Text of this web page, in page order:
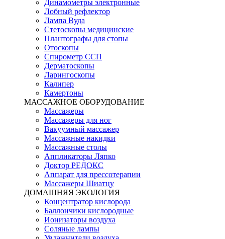
Динамометры электронные
Лобный рефлектор
Лампа Вуда
Стетоскопы медицинские
Плантографы для стопы
Отоскопы
Спирометр ССП
Дерматоскопы
Ларингоскопы
Калипер
Камертоны
МАССАЖНОЕ ОБОРУДОВАНИЕ
Массажеры
Массажеры для ног
Вакуумный массажер
Массажные накидки
Массажные столы
Аппликаторы Ляпко
Доктор РЕДОКС
Аппарат для прессотерапии
Массажеры Шиатцу
ДОМАШНЯЯ ЭКОЛОГИЯ
Концентратор кислорода
Баллончики кислородные
Ионизаторы воздуха
Соляные лампы